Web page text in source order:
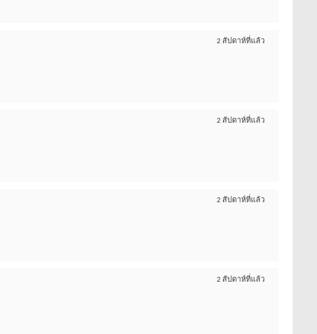
2 สัปดาห์ที่แล้ว
2 สัปดาห์ที่แล้ว
2 สัปดาห์ที่แล้ว
2 สัปดาห์ที่แล้ว